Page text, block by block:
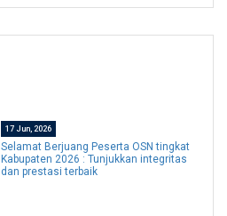
17 Jun, 2026
Selamat Berjuang Peserta OSN tingkat
Kabupaten 2026 : Tunjukkan integritas
dan prestasi terbaik